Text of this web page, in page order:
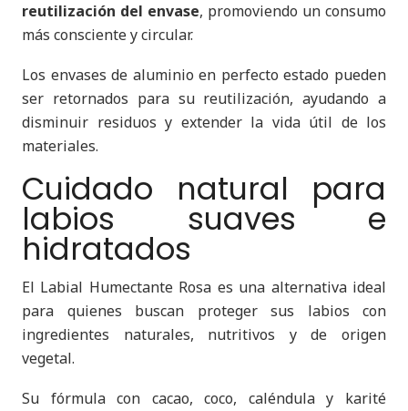
reutilización del envase, promoviendo un consumo
más consciente y circular.
Los envases de aluminio en perfecto estado pueden
ser retornados para su reutilización, ayudando a
disminuir residuos y extender la vida útil de los
materiales.
Cuidado natural para
labios suaves e
hidratados
El Labial Humectante Rosa es una alternativa ideal
para quienes buscan proteger sus labios con
ingredientes naturales, nutritivos y de origen
vegetal.
Su fórmula con cacao, coco, caléndula y karité